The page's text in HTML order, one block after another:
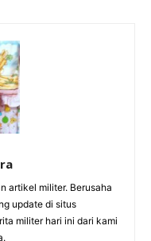
artikel militer. Berusaha
update di situs
militer hari ini dari kami